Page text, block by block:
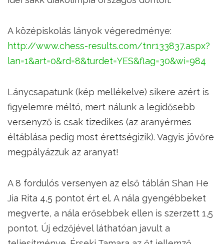
A középiskolás lányok végeredménye:
http://www.chess-results.com/tnr133837.aspx?
lan=1&art=0&rd=8&turdet=YES&flag=30&wi=984
Lánycsapatunk (kép mellékelve) sikere azért is
figyelemre méltó, mert nálunk a legidősebb
versenyző is csak tizedikes (az aranyérmes
éltáblása pedig most érettségizik). Vagyis jövőre
megpályázzuk az aranyat!
A 8 fordulós versenyen az első táblán Shan He
Jia Rita 4,5 pontot ért el. A nála gyengébbeket
megverte, a nála erősebbek ellen is szerzett 1,5
pontot. Új edzőjével láthatóan javult a